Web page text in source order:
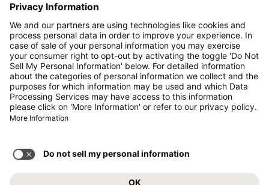
möglicherweise nicht mehr aktuell. Bei den für die
Economy Class angegebenen Tarifen handelt es
sich i.d.R. um Economy Zero, unsere restriktivste
Tarifoption. Es können hierfür zusätzliche Gebühren
fürAufgabegepäckoder für andere optionale
Leistungen anfallen. Es gelten dieAllgemeinen
Geschäftsbedingungen .